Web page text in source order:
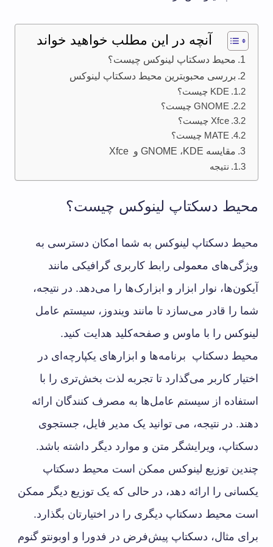
آنچه در این مطلب خواهید خواند
محیط دسکتاپ لینوکس چیست؟
بررسی محبوبترین محیط دسکتاپ لینوکس
KDE چیست؟
GNOME چیست؟
Xfce چیست؟
MATE چیست؟
مقایسه GNOME ،KDE و Xfce
نتیجه
محیط دسکتاپ لینوکس چیست؟
محیط دسکتاپ لینوکس به شما امکان دسترسی به
ویژگی‌های معمولی رابط کاربری گرافیکی مانند
آیکون‌ها، نوار ابزار و ابزارک‌ها را می‌دهد. در نتیجه،
شما را قادر می‌سازد تا مانند ویندوز، سیستم عامل
لینوکس را با ماوس و صفحه‌کلید هدایت کنید.
محیط دسکتاپ برنامه‌ها و ابزارهای یکپارچه‌ای در
اختیار کاربر می‌گذارد تا تجربه لذت بخش‌تری را با
استفاده از سیستم عامل‌ها به مصرف کنندگان ارائه
دهند. در نتیجه، می توانید یک مدیر فایل، جستجوی
دسکتاپ، ویرایشگر متن و موارد دیگر داشته باشد.
چندین توزیع لینوکس ممکن است محیط دسکتاپ
یکسانی را ارائه دهد، در حالی که یک توزیع دیگر ممکن
است محیط‌ دسکتاپ دیگری را در اختیارتان بگذارد.
برای مثال، دسکتاپ پیش‌فرض در فدورا و اوبونتو گنوم